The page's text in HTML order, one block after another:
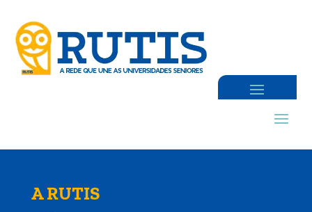
A RUTIS